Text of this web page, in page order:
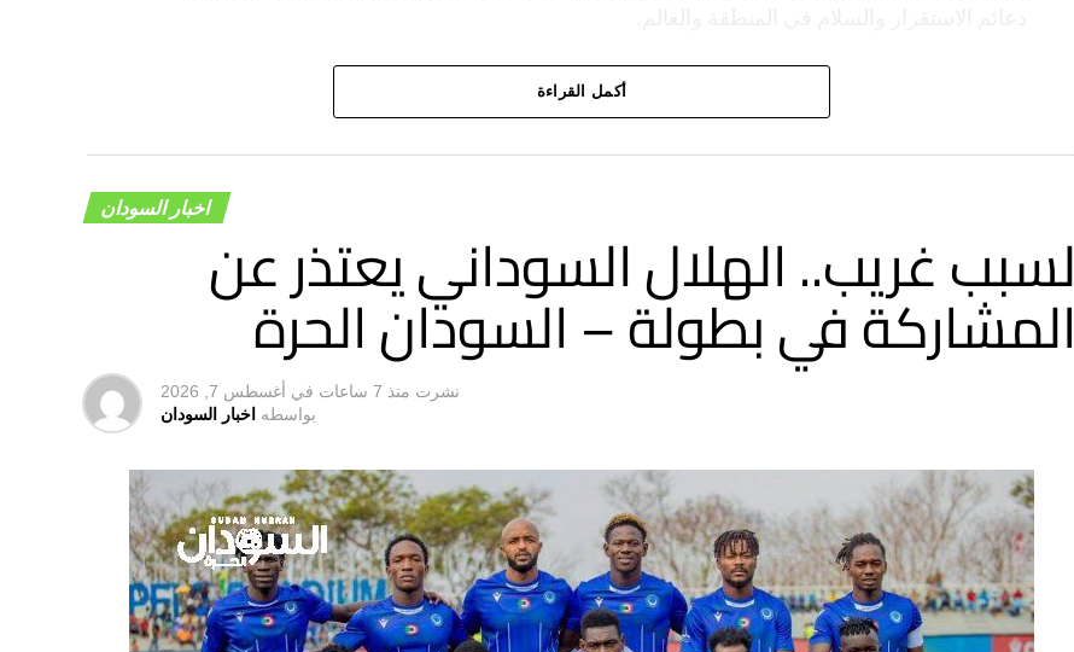
أكمل القراءة
اخبار السودان
لسبب غريب.. الهلال السوداني يعتذر عن
المشاركة في بطولة – السودان الحرة
نشرت منذ 7 ساعات في أغسطس 7, 2026
بواسطه اخبار السودان